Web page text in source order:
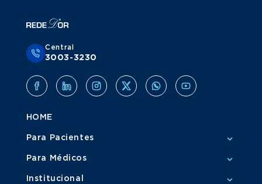
Central
3003-3230
HOME
Para Pacientes
Para Médicos
Institucional